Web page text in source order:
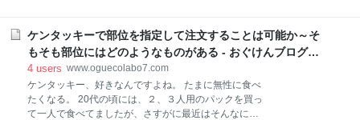
2,000万円とか言われると、優勝したら2,000万円もら
えるんだなってわかります。 しかし、例えば10位の選
手っていくらもらえるんだろうとか、気になりま
慰安婦問題日韓合意は、日本と韓国政府が、「日韓間
の慰安婦問題が最終的かつ不可逆的に解決されること
を確認する」で合意したものです。 それをその後誕生
した文政権が2018年に本当の問題解決にはなっていな
いと、一方的に無効化してきたものです。 この合意
は、主要な先進国や国際機関からも支持されていたも
ケンタッキーで部位を指定して注文することは可能か～そ
もそも部位にはどのようなものがある - おぐけんブログ
悠々自適の投資生活
4 users www.oguecolabo7.com
ケンタッキー、好きなんですよね。 たまに無性に食べ
たくなる。 20代の頃には、２、３人用のパックを買っ
て一人で食べてましたが、さすがに最近はそんなに食